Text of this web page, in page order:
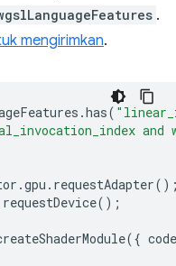
.
mengirimkan.
.has(
.gpu . requestAdapter
requestDevice();
({ code